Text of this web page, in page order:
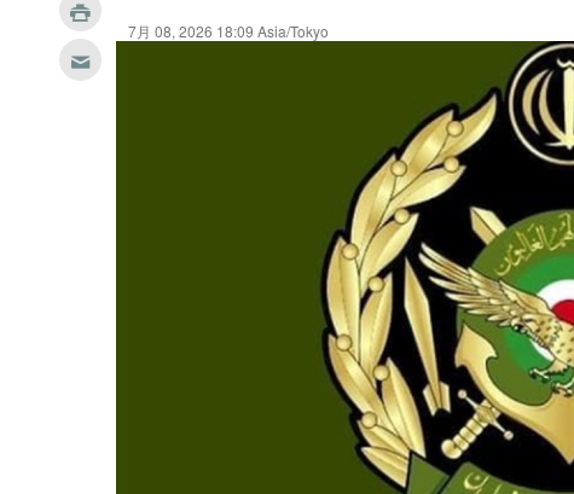
7月 08, 2026 18:09 Asia/Tokyo